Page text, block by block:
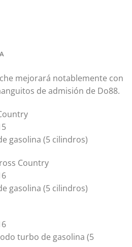
mejorará notablemente con
de admisión de Do88.
gasolina (5 cilindros)
Country
gasolina (5 cilindros)
turbo de gasolina (5